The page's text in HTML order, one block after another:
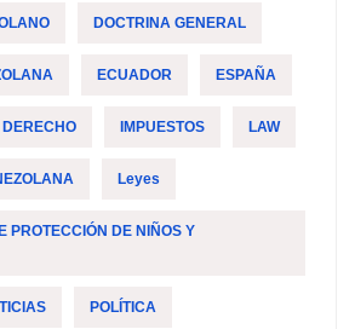
DOCTRINA GENERAL
ECUADOR ESPAÑA
IMPUESTOS LAW
Leyes
PROTECCIÓN DE NIÑOS Y
POLÍTICA